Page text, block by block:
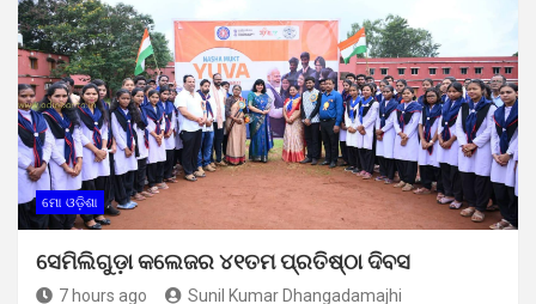
ମୋ ଓଡ଼ିଶା
ସେମିଲିଗୁଡ଼ା କଲେଜର ୪୧ତମ ପ୍ରତିଷ୍ଠା ଦିବସ
7 hours ago Sunil Kumar Dhangadamajhi